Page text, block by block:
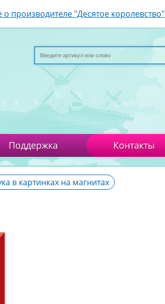
производителе "Десятое королевство"
Поддержка Контакты
в картинках на магнитах